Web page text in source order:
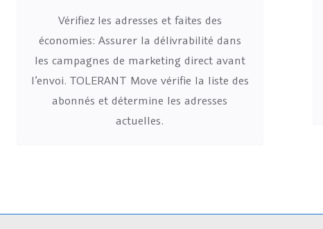
Vérifiez les adresses et faites des
économies: Assurer la délivrabilité dans
les campagnes de marketing direct avant
l’envoi. TOLERANT Move vérifie la liste des
abonnés et détermine les adresses
actuelles.